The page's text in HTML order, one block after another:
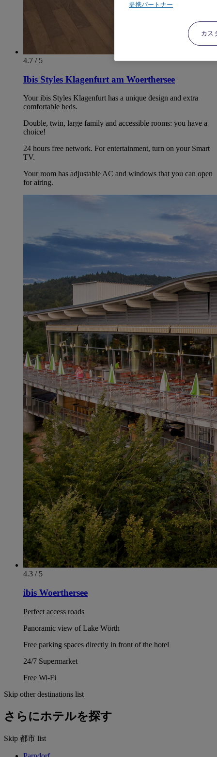
4.7 / 5
Ibis Styles Klagenfurt am Woerthersee
Your ibis Styles Klagenfurt has a unique design and extra
comfortable beds.
Double, twin, large family and accessible rooms: you have a
choice!
24 hours free network. For entertainment, turn on your Smart
TV.
Your room has adjustable AC and windows that you can open
for airing.
4.3 / 5
ibis Woerthersee
Perfect access roads
Panoramic view of Lake Wörth
Free parking spaces directly in front of the hotel
24/7 Supermarket
Free Wi-Fi
Skip other destinations list
さらにホテルを探す
Skip 都市 list
提携パートナー
カス